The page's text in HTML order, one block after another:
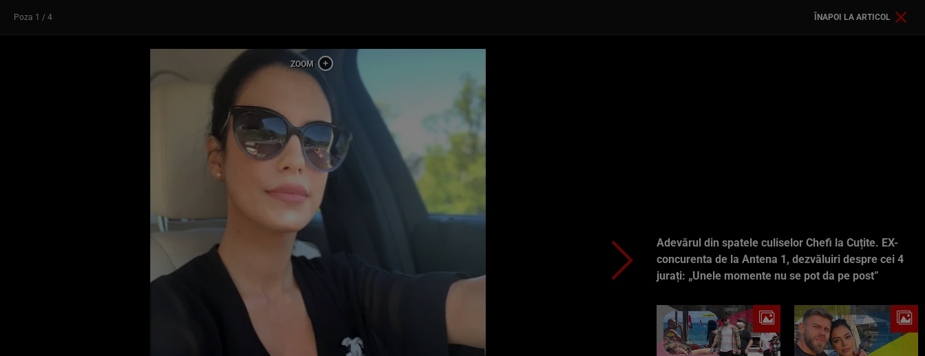
Poza 1 / 4 ÎNAPOI LA ARTICOL
Adevărul din spatele culiselor Chefi la Cuțite. EX-
concurenta de la Antena 1, dezvăluiri despre cei 4
jurați: „Unele momente nu se pot da pe post”